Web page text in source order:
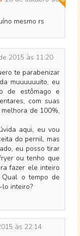
mesmo rs
2015 às 11:20
te parabenizar
muuuuuuito, eu
de estômago e
com suas
de 100%,
aqui, eu vou
do pernil, mas
eu posso tirar
ou tenho que
fazer ele inteiro
o tempo de
lo inteiro?
às 22:14